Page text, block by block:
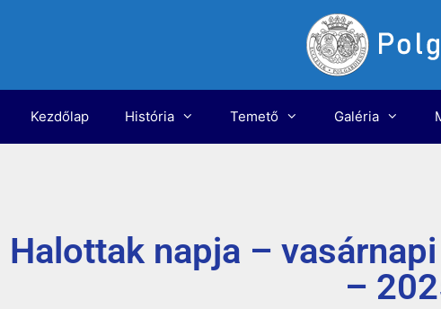
Kezdőlap História Temető Galéria
Halottak napja –
–